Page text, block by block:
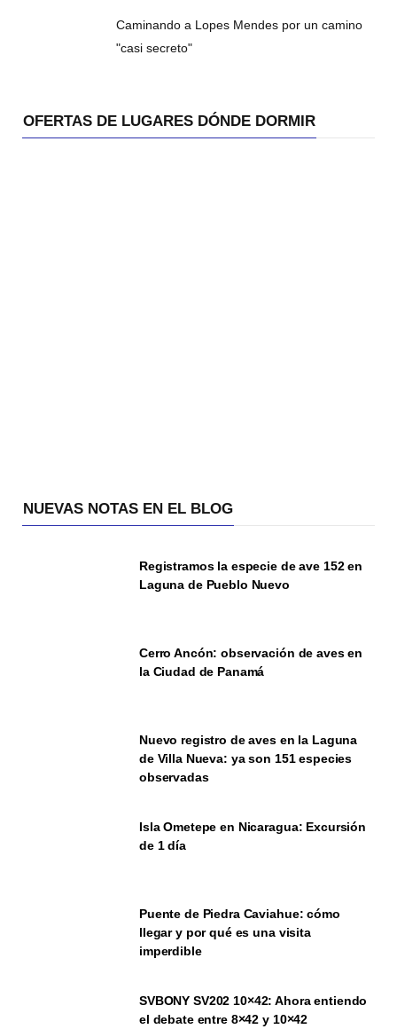
Caminando a Lopes Mendes por un camino
"casi secreto"
OFERTAS DE LUGARES DÓNDE DORMIR
NUEVAS NOTAS EN EL BLOG
Registramos la especie de ave 152 en
Laguna de Pueblo Nuevo
Cerro Ancón: observación de aves en
la Ciudad de Panamá
Nuevo registro de aves en la Laguna
de Villa Nueva: ya son 151 especies
observadas
Isla Ometepe en Nicaragua: Excursión
de 1 día
Puente de Piedra Caviahue: cómo
llegar y por qué es una visita
imperdible
SVBONY SV202 10×42: Ahora entiendo
el debate entre 8×42 y 10×42